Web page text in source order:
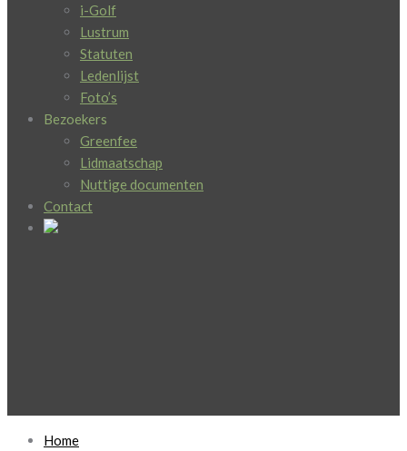
i-Golf
Lustrum
Statuten
Ledenlijst
Foto’s
Bezoekers
Greenfee
Lidmaatschap
Nuttige documenten
Contact
Home